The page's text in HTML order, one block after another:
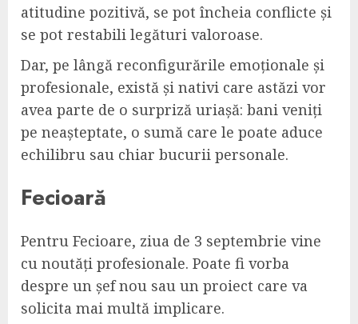
atitudine pozitivă, se pot încheia conflicte și
se pot restabili legături valoroase.
Dar, pe lângă reconfigurările emoționale și
profesionale, există și nativi care astăzi vor
avea parte de o surpriză uriașă: bani veniți
pe neașteptate, o sumă care le poate aduce
echilibru sau chiar bucurii personale.
Fecioară
Pentru Fecioare, ziua de 3 septembrie vine
cu noutăți profesionale. Poate fi vorba
despre un șef nou sau un proiect care va
solicita mai multă implicare.